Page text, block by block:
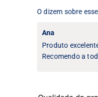
O dizem sobre
Ana
Produto
Recomendo a